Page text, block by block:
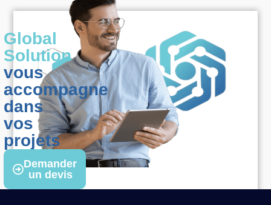
Global
Solution
vous
accompagne
dans
vos
projets
Demander
un devis